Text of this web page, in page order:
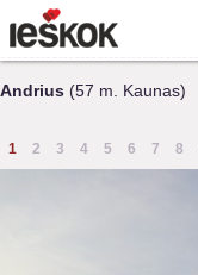
Andrius (57 m. Kaunas)
1 2 3 4 5 6 7 8